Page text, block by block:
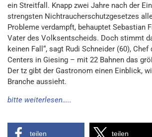
ein Streitfall. Knapp zwei Jahre nach der
strengsten Nichtraucherschutzgesetzes
Probleme verdampft, behauptet Sebastian
Vater des Volksentscheids. Doch stimmt
keinen Fall“, sagt Rudi Schneider (60),
Centers in Giesing – mit 22 Bahnen das
Der tz gibt der Gastronom einen Einblick,
Branche aussieht.
bitte weiterlesen…..
teilen teilen